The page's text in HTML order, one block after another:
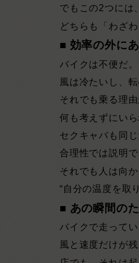
でもこの2つには
どちらも「わざ
■ 効率の外に
バイクは不便だ。
風は冷たいし、転
それでも乗る理由
何も考えずにい
セクキャバも同じ
合理性では説明で
それでも人は向か
“自分の温度を取
■ あの瞬間の
バイクで走って
風と速度だけが残